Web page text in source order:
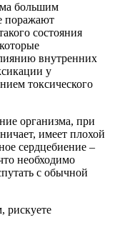
большим
поражают
состояния
внутренних
у
токсического
организма, при
имеет плохой
сердцебиение –
необходимо
с обычной
рискуете